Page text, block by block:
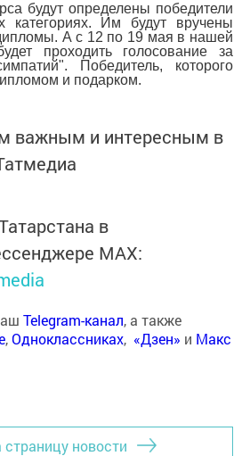
будут определены победители
категориях. Им будут вручены
А с 12 по 19 мая в нашей
проходить голосование за
Победитель, которого
и подарком.
важным и интересным в
в
MАХ:
Telegram-канал, а также
,Одноклассниках, «Дзен» и Макс
страницу новости